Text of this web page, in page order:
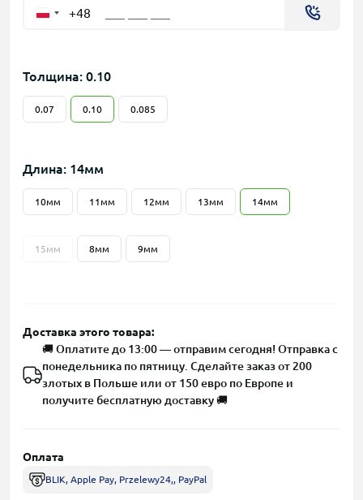
+48
Толщина: 0.10
0.07 0.10 0.085
Длина: 14мм
10мм 11мм 12мм 13мм 14мм
15мм 8мм 9мм
Доставка этого товара:
🚚 Оплатите до 13:00 — отправим сегодня! Отправка с
понедельника по пятницу. Сделайте заказ от 200
злотых в Польше или от 150 евро по Европе и
получите бесплатную доставку 🚚
Оплата
BLIK, Apple Pay, Przelewy24,, PayPal